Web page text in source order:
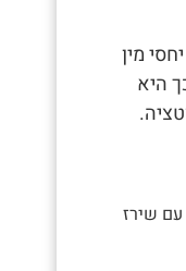
מין
היא
עם שירז